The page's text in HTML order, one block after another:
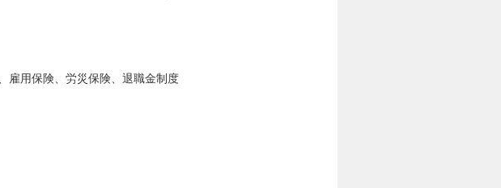
雇用保険、労災保険、退職金制度